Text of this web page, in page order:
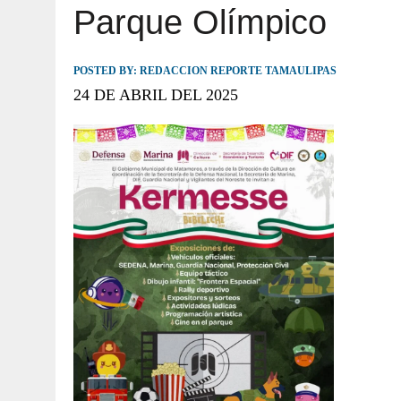
JULIO 30, 2026 | TAMAULIPAS TE INVITA A DESCUBRIR EL
Parque Olímpico
POSTED BY: REDACCION REPORTE TAMAULIPAS
24 DE ABRIL DEL 2025